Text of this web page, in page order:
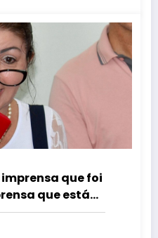
que foi
que está
em informar.”
ex-secretária